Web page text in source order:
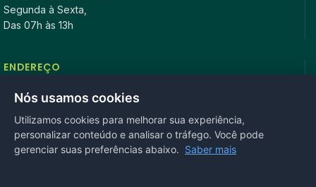
Segunda à Sexta,
Das 07h às 13h
ENDEREÇO
Rua Antonio Tavares, n° 3310, Centro CEP: 78.280-000 -
Mirassol D’Oeste, MT
REDES SOCIAIS
Nós usamos cookies
Utilizamos cookies para melhorar sua experiência,
personalizar conteúdo e analisar o tráfego. Você pode
gerenciar suas preferências abaixo. Saber mais